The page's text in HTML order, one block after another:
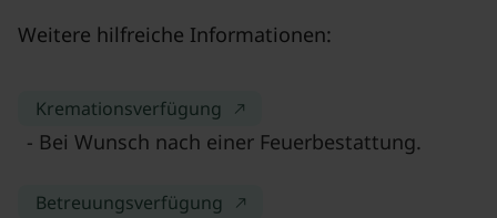
Weitere hilfreiche Informationen:
Kremationsverfügung
- Bei Wunsch nach einer Feuerbestattung.
Betreuungsverfügung